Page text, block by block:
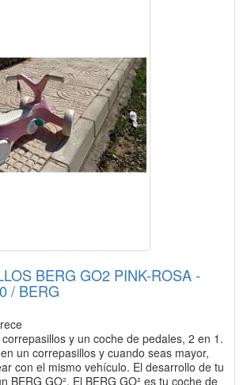
BERG GO2 PINK-ROSA -
/ BERG
correpasillos y un coche de pedales, 2 en 1.
un correpasillos y cuando seas mayor,
con el mismo vehículo. El desarrollo de tu
BERG GO². El BERG GO² es tu coche de